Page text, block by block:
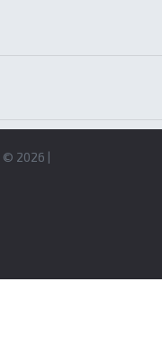
© 2026 |